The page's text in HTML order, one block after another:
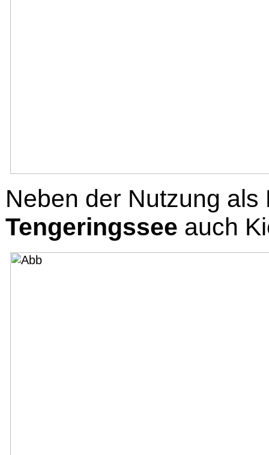
Neben der Nutzung
Tengeringssee auch